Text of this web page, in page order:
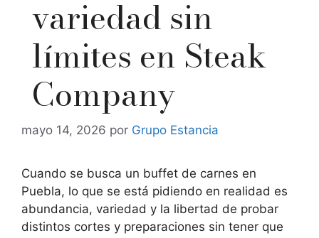
variedad sin
límites en Steak
Company
mayo 14, 2026 por Grupo Estancia
Cuando se busca un buffet de carnes en
Puebla, lo que se está pidiendo en realidad es
abundancia, variedad y la libertad de probar
distintos cortes y preparaciones sin tener que